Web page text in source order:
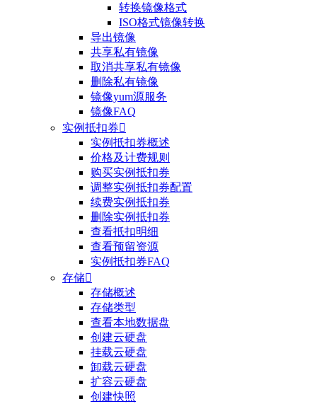
转换镜像格式
ISO格式镜像转换
导出镜像
共享私有镜像
取消共享私有镜像
删除私有镜像
镜像yum源服务
镜像FAQ
实例抵扣券
实例抵扣券概述
价格及计费规则
购买实例抵扣券
调整实例抵扣券配置
续费实例抵扣券
删除实例抵扣券
查看抵扣明细
查看预留资源
实例抵扣券FAQ
存储
存储概述
存储类型
查看本地数据盘
创建云硬盘
挂载云硬盘
卸载云硬盘
扩容云硬盘
创建快照